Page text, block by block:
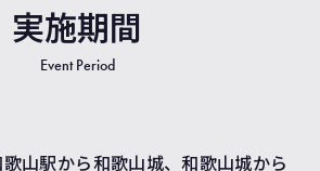
実施期間
Event Period
山駅から和歌山城、和歌山城から